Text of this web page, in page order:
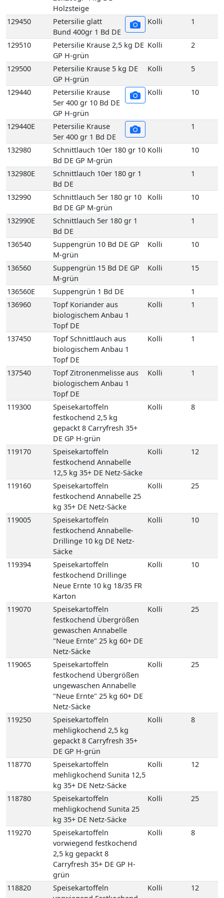
Schnittlauch 10er 180 gr 10
Bd DE GP M-grün
Schnittlauch 10er 180 gr 1
Bd DE
Schnittlauch 5er 180 gr 10
Bd DE GP M-grün
Schnittlauch 5er 180 gr 1
Bd DE
Suppengrün 10 Bd DE GP
M-grün
136560
Suppengrün 15 Bd DE GP
M-grün
15
136560E Suppengrün 1 Bd DE
1
Topf Koriander aus
biologischem Anbau 1
Topf DE
137450
Topf Schnittlauch aus
biologischem Anbau 1
Topf DE
Kolli 1
Topf Zitronenmelisse aus
biologischem Anbau 1
Topf DE
119300
Speisekartoffeln
festkochend 2,5 kg
gepackt 8 Carryfresh 35+
DE GP H-grün
Kolli 8
119170
Speisekartoffeln
festkochend Annabelle
12,5 kg 35+ DE Netz-Säcke
Kolli 12
119160
Speisekartoffeln
festkochend Annabelle 25
kg 35+ DE Netz-Säcke
Kolli 25
119005
Speisekartoffeln
festkochend Annabelle-
Drillinge 10 kg DE Netz-
Säcke
Kolli 10
Speisekartoffeln
festkochend Drillinge
Neue Ernte 10 kg 18/35 FR
Karton
Speisekartoffeln
festkochend Übergrößen
gewaschen Annabelle
"Neue Ernte" 25 kg 60+ DE
Netz-Säcke
119065
Speisekartoffeln
festkochend Übergrößen
ungewaschen Annabelle
"Neue Ernte" 25 kg 60+ DE
Netz-Säcke
Kolli 25
Speisekartoffeln
mehligkochend 2,5 kg
gepackt 8 Carryfresh 35+
DE GP H-grün
Speisekartoffeln
mehligkochend Sunita 12,5
kg 35+ DE Netz-Säcke
118780
Speisekartoffeln
mehligkochend Sunita 25
kg 35+ DE Netz-Säcke
Kolli 25
Speisekartoffeln
vorwiegend festkochend
2,5 kg gepackt 8
Carryfresh 35+ DE GP H-
grün
Speisekartoffeln
vorwiegend Festkochend
Berber 12,5 kg 35+ DE
Netz-Säcke
118825
Speisekartoffeln
vorwiegend Festkochend
Berber 25 kg 35+ DE Netz-
Säcke
Kolli 25
118980
Speisekartoffeln
vorwiegend festkochend
Quarta 12,5 kg 35+ DE
Netz-Säcke
Kolli 12
118990
Speisekartoffeln
vorwiegend festkochend
Kolli 25